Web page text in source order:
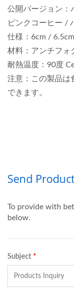
公開バージョン
ピンクコーヒー /
仕様：6cm / 6.5cm
材料：アンチフォ
耐熱温度：90度
注意：この製品は
できます。